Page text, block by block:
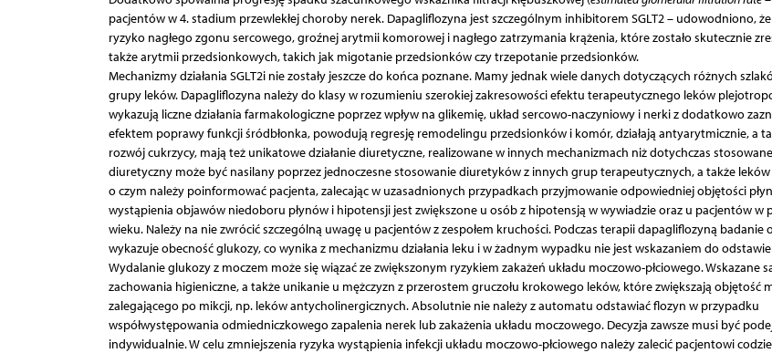
pacjentów w 4. stadium przewlekłej choroby nerek. Dapagliflozyna jest szczególnym inhibitorem SGLT2 – udowodniono,
ryzyko nagłego zgonu sercowego, groźnej arytmii komorowej i nagłego zatrzymania krążenia, które zostało skutecznie
także arytmii przedsionkowych, takich jak migotanie przedsionków czy trzepotanie przedsionków.
Mechanizmy działania SGLT2i nie zostały jeszcze do końca poznane. Mamy jednak wiele danych dotyczących różnych
grupy leków. Dapagliflozyna należy do klasy w rozumieniu szerokiej zakresowości efektu terapeutycznego leków
wykazują liczne działania farmakologiczne poprzez wpływ na glikemię, układ sercowo-naczyniowy i nerki z dodatkowo
efektem poprawy funkcji śródbłonka, powodują regresję remodelingu przedsionków i komór, działają antyarytmicznie, a
rozwój cukrzycy, mają też unikatowe działanie diuretyczne, realizowane w innych mechanizmach niż dotychczas
diuretyczny może być nasilany poprzez jednoczesne stosowanie diuretyków z innych grup terapeutycznych, a także
o czym należy poinformować pacjenta, zalecając w uzasadnionych przypadkach przyjmowanie odpowiedniej objętości
wystąpienia objawów niedoboru płynów i hipotensji jest zwiększone u osób z hipotensją w wywiadzie oraz u pacjentów w
wieku. Należy na nie zwrócić szczególną uwagę u pacjentów z zespołem kruchości. Podczas terapii dapagliflozyną badanie
wykazuje obecność glukozy, co wynika z mechanizmu działania leku i w żadnym wypadku nie jest wskazaniem do
Wydalanie glukozy z moczem może się wiązać ze zwiększonym ryzykiem zakażeń układu moczowo-płciowego. Wskazane
zachowania higieniczne, a także unikanie u mężczyzn z przerostem gruczołu krokowego leków, które zwiększają objętość
zalegającego po mikcji, np. leków antycholinergicznych. Absolutnie nie należy z automatu odstawiać flozyn w przypadku
współwystępowania odmiedniczkowego zapalenia nerek lub zakażenia układu moczowego. Decyzja zawsze musi być
indywidualnie. W celu zmniejszenia ryzyka wystąpienia infekcji układu moczowo-płciowego należy zalecić pacjentowi